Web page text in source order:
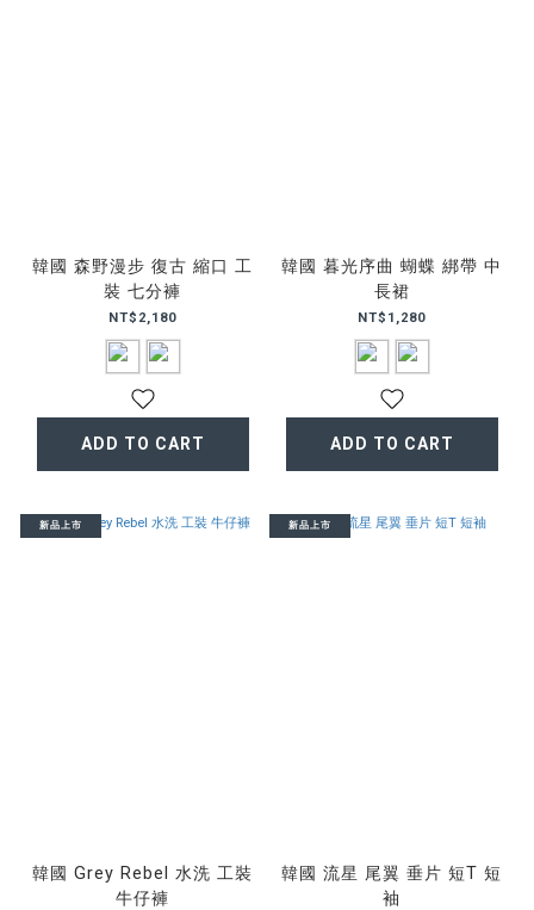
韓國 森野漫步 復古 縮口 工
裝 七分褲
NT$2,180
ADD TO CART
韓國 暮光序曲 蝴蝶 綁帶 中
長裙
NT$1,280
ADD TO CART
新品上市
韓國 Grey Rebel 水洗 工裝
牛仔褲
新品上市
韓國 流星 尾翼 垂片 短T 短
袖